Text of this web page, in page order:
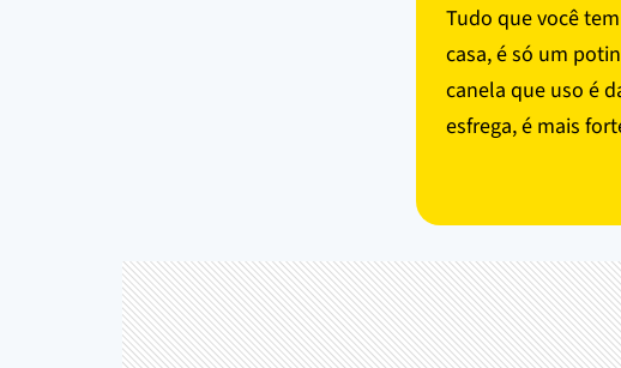
Tudo que você
casa, é só um
canela que uso é
esfrega, é mais